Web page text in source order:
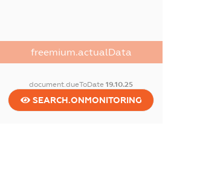
freemium.actualData
document.dueToDate19.10.25
SEARCH.ONMONITORING